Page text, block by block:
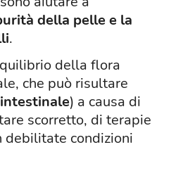
della pelle e la
.
della flora
, che può risultare
) a causa di
scorretto, di terapie
debilitate condizioni